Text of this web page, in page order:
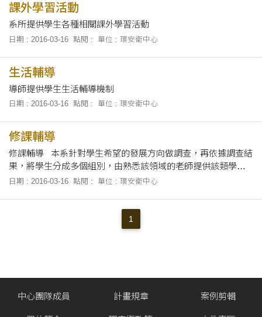
課外學習活動
系所提供學生各種相關課外學習活動
日期 : 2016-03-16 點閱 : 單位 : 環安衛中心
生活輔導
導師提供學生生活輔導機制
日期 : 2016-03-16 點閱 : 單位 : 環安衛中心
修課輔導
修課輔導 本系針對學生希望的發展方向做調查，再依據調查結
果，將學生分成多個組別，由熟悉該領域的老師提供該類學生
修課上的整體建議，並依據各別學生不同的期望，給予適切的
日期 : 2016-03-16 點閱 : 單位 : 環安衛中心
1
中心團隊成員 計畫規章 案例剪輯